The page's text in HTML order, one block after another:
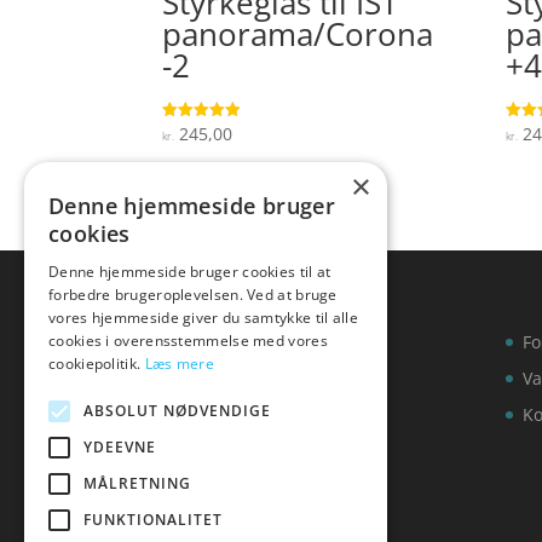
panorama/Corona
-2
Vurderet
4.9
ud af 5
kr. 245,00
4.2
kr.
×
Denne hjemmeside bruger
cookies
Denne hjemmeside bruger cookies til at
forbedre brugeroplevelsen. Ved at bruge
vores hjemmeside giver du samtykke til alle
cookies i overensstemmelse med vores
cookiepolitik. Læs mere
ABSOLUT NØDVENDIGE
YDEEVNE
MÅLRETNING
FUNKTIONALITET